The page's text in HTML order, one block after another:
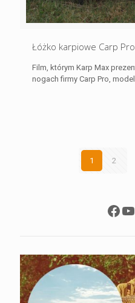
Łóżko karpiowe Carp
Film, którym Karp Max
nogach firmy Carp Pro,
1 2